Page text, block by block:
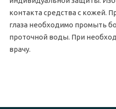
контакта средства с кожей.
глаза необходимо промыть
проточной воды. При
врачу.